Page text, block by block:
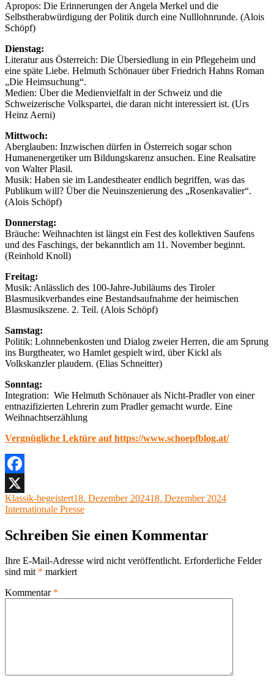
Apropos: Die Erinnerungen der Angela Merkel und die
Selbstherabwürdigung der Politik durch eine Nulllohnrunde. (Alois
Schöpf)
Dienstag:
Literatur aus Österreich: Die Übersiedlung in ein Pflegeheim und
eine späte Liebe. Helmuth Schönauer über Friedrich Hahns Roman
„Die Heimsuchung“.
Medien: Über die Medienvielfalt in der Schweiz und die
Schweizerische Volkspartei, die daran nicht interessiert ist. (Urs
Heinz Aerni)
Mittwoch:
Aberglauben: Inzwischen dürfen in Österreich sogar schon
Humanenergetiker um Bildungskarenz ansuchen. Eine Realsatire
von Walter Plasil.
Musik: Haben sie im Landestheater endlich begriffen, was das
Publikum will? Über die Neuinszenierung des „Rosenkavalier“.
(Alois Schöpf)
Donnerstag:
Bräuche: Weihnachten ist längst ein Fest des kollektiven Saufens
und des Faschings, der bekanntlich am 11. November beginnt.
(Reinhold Knoll)
Freitag:
Musik: Anlässlich des 100-Jahre-Jubiläums des Tiroler
Blasmusikverbandes eine Bestandsaufnahme der heimischen
Blasmusikszene. 2. Teil. (Alois Schöpf)
Samstag:
Politik: Lohnnebenkosten und Dialog zweier Herren, die am Sprung
ins Burgtheater, wo Hamlet gespielt wird, über Kickl als
Volkskanzler plaudern. (Elias Schneitter)
Sonntag:
Integration: Wie Helmuth Schönauer als Nicht-Pradler von einer
entnazifizierten Lehrerin zum Pradler gemacht wurde. Eine
Weihnachtserzählung
Vergnügliche Lektüre auf https://www.schoepfblog.at/
Facebook
X
Autor
Klassik-begeistertVeröffentlicht
am
18. Dezember 202418. Dezember 2024Kategorien
Internationale Presse
Schreiben Sie einen Kommentar
Ihre E-Mail-Adresse wird nicht veröffentlicht. Erforderliche Felder
sind mit * markiert
Kommentar *